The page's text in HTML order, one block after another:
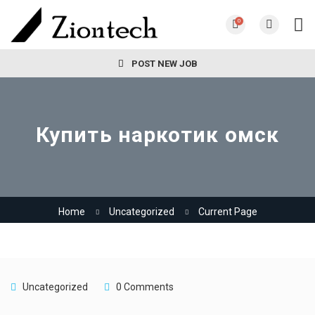
0
POST NEW JOB
Купить наркотик омск
Home Uncategorized Current Page
Uncategorized 0 Comments